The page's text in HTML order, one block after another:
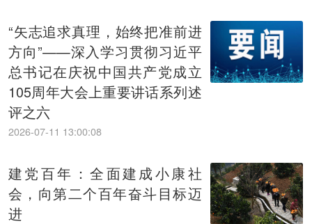
“矢志追求真理，始终把准前进
方向”——深入学习贯彻习近平
总书记在庆祝中国共产党成立
105周年大会上重要讲话系列述
评之六
2026-07-11 13:00:08
建党百年：全面建成小康社
会，向第二个百年奋斗目标迈
进